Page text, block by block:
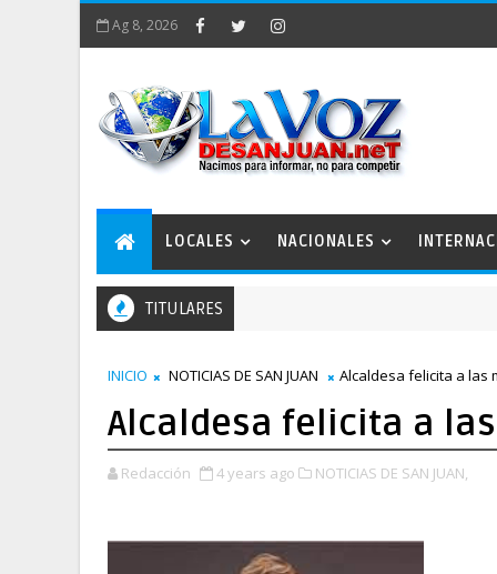
Ag 8, 2026
LOCALES NACIONALES
TITULARES
INICIO NOTICIAS DE SAN JUAN Alcaldesa felicita a las
Alcaldesa felicita a
Redacción 4 years ago NOTICIAS DE SAN JUAN,